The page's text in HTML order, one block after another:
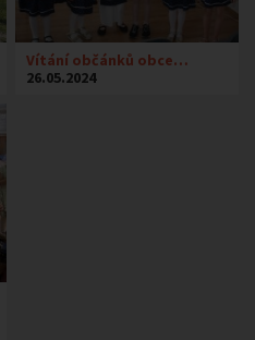
Vítání občánků obce…
26.05.2024